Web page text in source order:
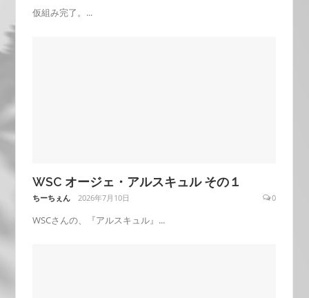
仮組み完了。...
WSC オージェ・アルスキュル その１
ちーちぇん 2026年7月10日 0
WSCさんの、『アルスキュル』...